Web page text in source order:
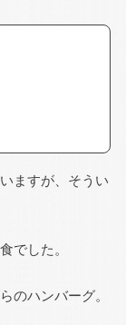
ますが、そうい
でした。
のハンバーグ。